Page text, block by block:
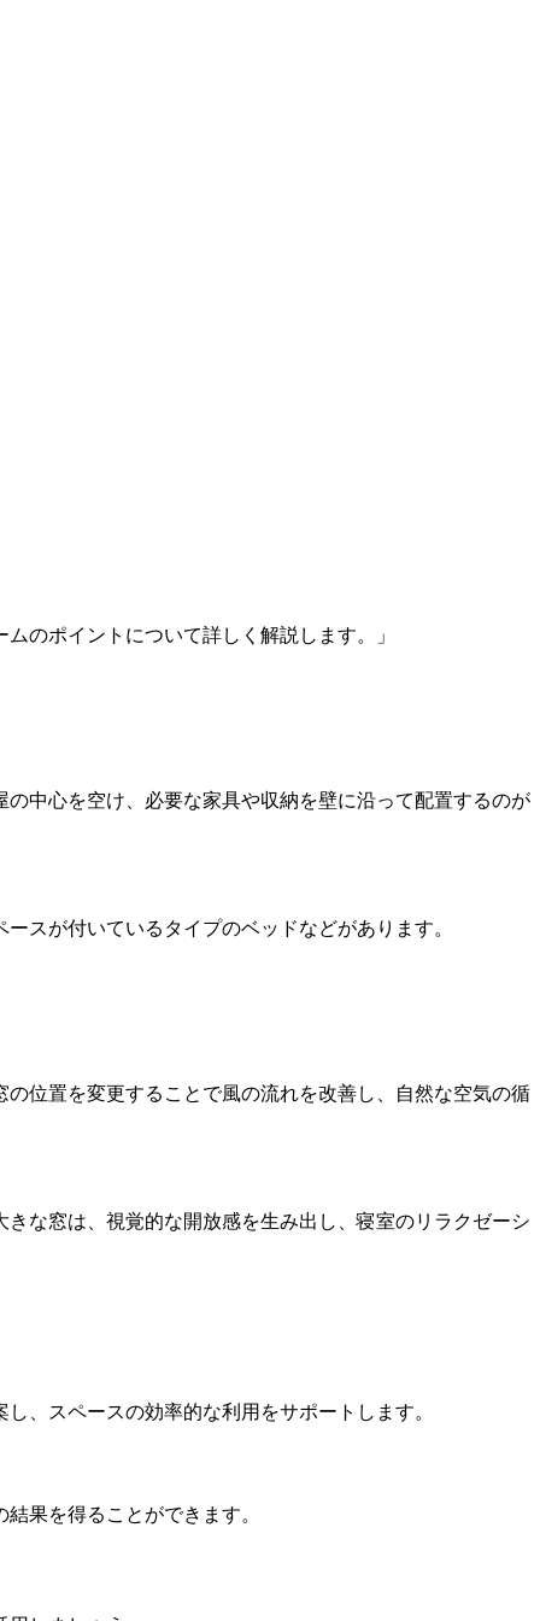
のポイントについて詳しく解説します。」
中心を空け、必要な家具や収納を壁に沿って配置するのが
スが付いているタイプのベッドなどがあります。
位置を変更することで風の流れを改善し、自然な空気の循
な窓は、視覚的な開放感を生み出し、寝室のリラクゼーシ
、スペースの効率的な利用をサポートします。
果を得ることができます。